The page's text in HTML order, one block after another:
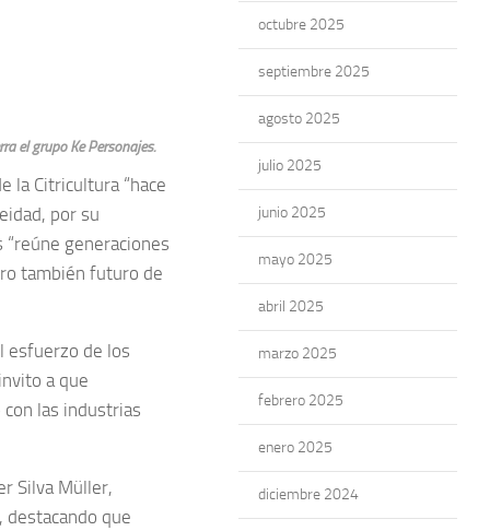
el grupo Ke Personajes.
la Citricultura “hace
por su
generaciones
también futuro de
esfuerzo de los
a que
las industrias
Silva Müller,
que
octubre 2025
septiembre 2025
agosto 2025
julio 2025
junio 2025
mayo 2025
abril 2025
marzo 2025
febrero 2025
enero 2025
diciembre 2024